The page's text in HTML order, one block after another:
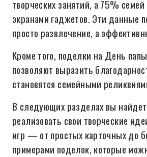
творческих занятий, а 75%
экранами гаджетов. Эти данные
просто развлечение, а
Кроме того, поделки на День
позволяют выразить
становятся семейными
В следующих разделах вы
реализовать свои творческие
игр — от простых карточных до
примерами поделок, которые